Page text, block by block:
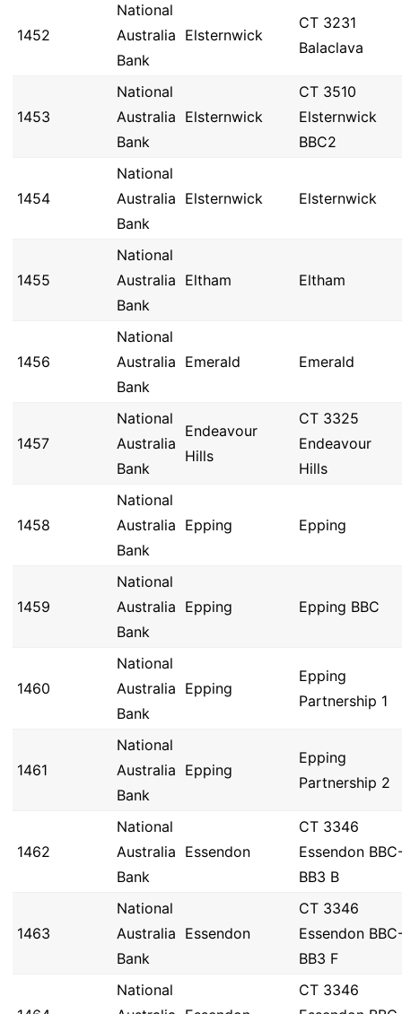
1452
National
Australia
Bank
Elsternwick
CT 3231
Balaclava
1453
National
Australia
Bank
Elsternwick
CT 3510
Elsternwick
BBC2
1454
National
Australia
Bank
Elsternwick Elsternwick
1455
National
Australia
Bank
Eltham Eltham
1456
National
Australia
Bank
Emerald Emerald
1457
National
Australia
Bank
Endeavour
Hills
CT 3325
Endeavour
Hills
1458
National
Australia
Bank
Epping Epping
1459
National
Australia
Bank
Epping Epping BBC
1460
National
Australia
Bank
Epping
Epping
Partnership 1
1461
National
Australia
Bank
Epping
Epping
Partnership 2
1462
National
Australia
Bank
Essendon
CT 3346
Essendon
BB3 B
1463
National
Australia
Bank
Essendon
CT 3346
Essendon
BB3 F
National
CT 3346